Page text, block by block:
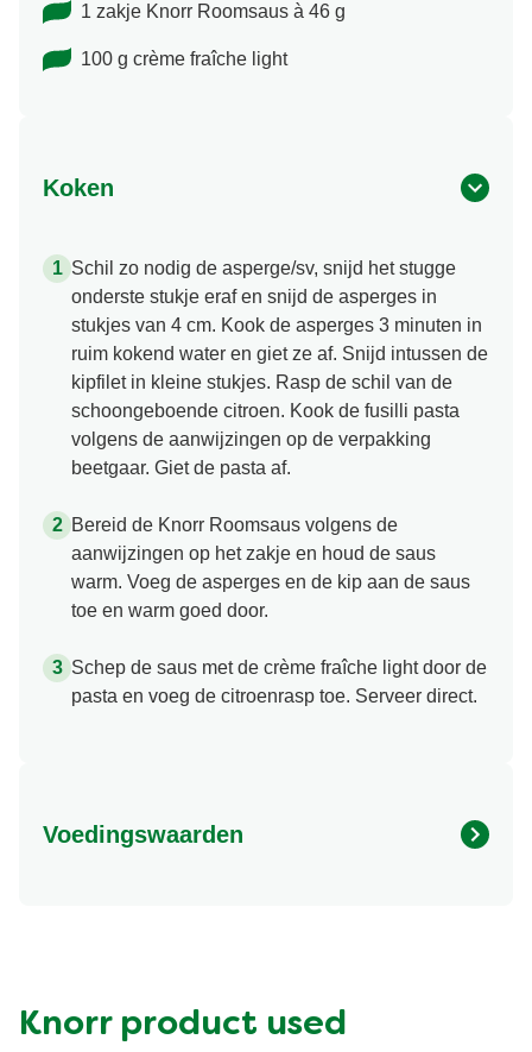
1 zakje Knorr Roomsaus à 46 g
100 g crème fraîche light
Koken
Schil zo nodig de asperge/sv, snijd het stugge
onderste stukje eraf en snijd de asperges in
stukjes van 4 cm. Kook de asperges 3 minuten in
ruim kokend water en giet ze af. Snijd intussen de
kipfilet in kleine stukjes. Rasp de schil van de
schoongeboende citroen. Kook de fusilli pasta
volgens de aanwijzingen op de verpakking
beetgaar. Giet de pasta af.
Bereid de Knorr Roomsaus volgens de
aanwijzingen op het zakje en houd de saus
warm. Voeg de asperges en de kip aan de saus
toe en warm goed door.
Schep de saus met de crème fraîche light door de
pasta en voeg de citroenrasp toe. Serveer direct.
Voedingswaarden
Knorr product used